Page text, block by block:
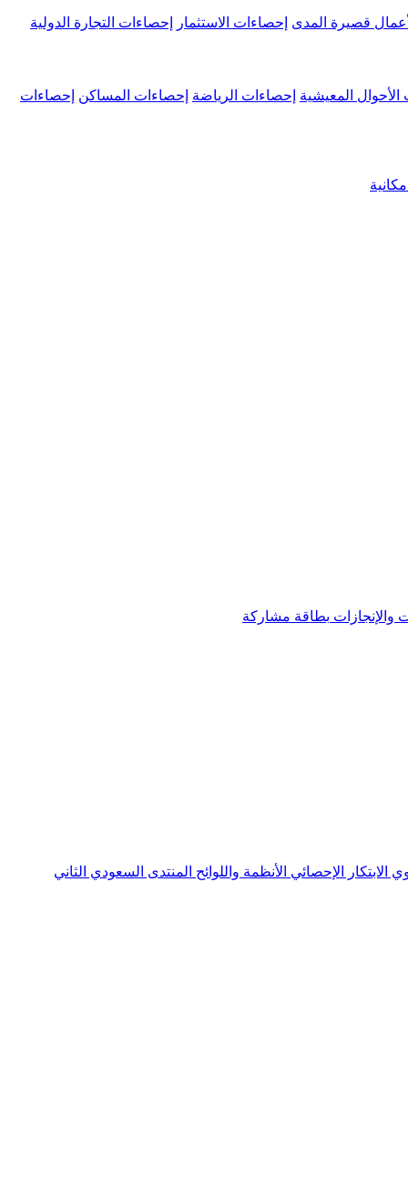
قصيرة المدى إحصاءات الاستثمار إحصاءات التجارة الدولية
الأحوال المعيشية إحصاءات الرياضة إحصاءات المساكن إحصاءات
والإنجازات بطاقة مشاركة
الابتكار الإحصائي الأنظمة واللوائح المنتدى السعودي الثاني